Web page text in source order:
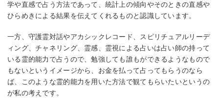
学や直感で占う方法であって、統計上の傾向やそのときの直感や
ひらめきによる結果を伝えてくれるものと認識しています。
一方、守護霊対話やアカシックレコード、スピリチュアルリーデ
ィング、チャネリング、霊感、霊視による占いは占い師の持って
いる霊的能力で占うので、勉強しても誰もができるようなもので
もないというイメージから、お金を払って占ってもらうのなら
ば、このような霊的能力を用いた方法で観てもらいたいというの
が私の考えです。